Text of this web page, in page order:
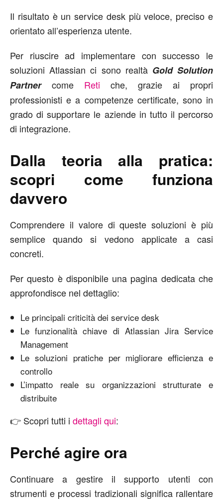
Il risultato è un service desk più veloce, preciso e
orientato all’esperienza utente.
Per riuscire ad implementare con successo le
soluzioni Atlassian ci sono realtà Gold Solution
Partner come Reti che, grazie ai propri
professionisti e a competenze certificate, sono in
grado di supportare le aziende in tutto il percorso
di integrazione.
Dalla teoria alla pratica:
scopri come funziona
davvero
Comprendere il valore di queste soluzioni è più
semplice quando si vedono applicate a casi
concreti.
Per questo è disponibile una pagina dedicata che
approfondisce nel dettaglio:
Le principali criticità dei service desk
Le funzionalità chiave di Atlassian Jira Service
Management
Le soluzioni pratiche per migliorare efficienza e
controllo
L’impatto reale su organizzazioni strutturate e
distribuite
👉 Scopri tutti i dettagli qui:
Perché agire ora
Continuare a gestire il supporto utenti con
strumenti e processi tradizionali significa rallentare